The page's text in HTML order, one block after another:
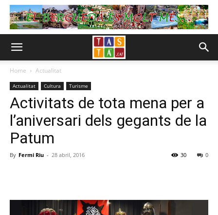
Home Actualitat
Actualitat Cultura Turisme
Activitats de tota mena per a
l’aniversari dels gegants de la
Patum
By Fermi Riu - 28 abril, 2016 0
30